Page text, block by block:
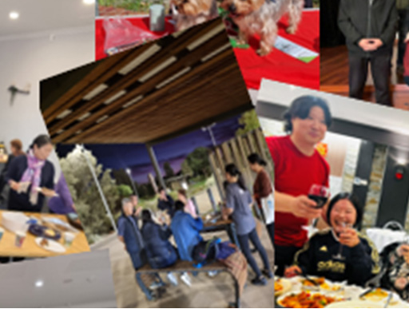
实来尊崇我们的神。
里扎根成长。
为行动，祝福他人。